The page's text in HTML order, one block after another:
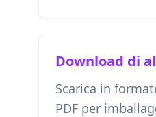
Download di
Scarica in
PDF per